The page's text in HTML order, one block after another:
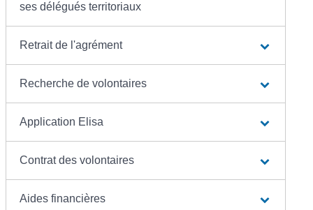
ses délégués territoriaux
Retrait de l'agrément
Recherche de volontaires
Application Elisa
Contrat des volontaires
Aides financières